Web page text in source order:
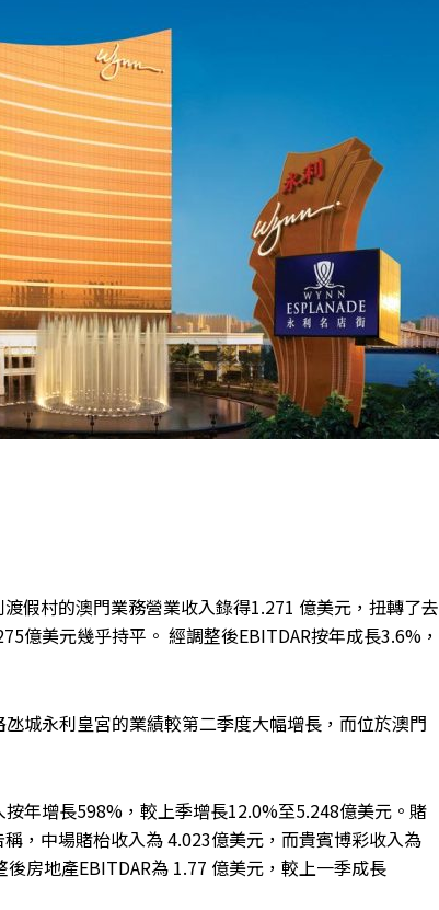
假村的澳門業務營業收入錄得1.271 億美元，扭轉了去
億美元幾乎持平。 經調整後EBITDAR按年成長3.6%，
城永利皇宮的業績較第二季度大幅增長，而位於澳門
年增長598%，較上季增長12.0%至5.248億美元。賭
，中場賭枱收入為 4.023億美元，而貴賓博彩收入為
房地產EBITDAR為 1.77 億美元，較上一季成長